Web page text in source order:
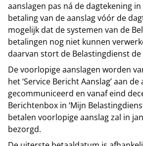
aanslagen pas ná de dagtekening
betaling van de aanslag vóór de
mogelijk dat de systemen van de
betalingen nog niet kunnen
daarvan stort de Belastingdienst
De voorlopige aanslagen worden
het ‘Service Bericht Aanslag’ aan
gecommuniceerd en vanaf eind
Berichtenbox in ‘Mijn
betalen voorlopige aanslag zal in
bezorgd.